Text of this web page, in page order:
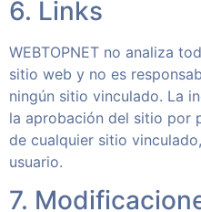
6. Links
WEBTOPNET no analiza
sitio web y no es
ningún sitio vinculado. La
la aprobación del sitio por
de cualquier sitio
usuario.
7.